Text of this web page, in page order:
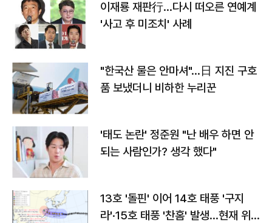
이재룡 재판行…다시 떠오른 연예계
'사고 후 미조치' 사례
"한국산 물은 안마셔"…日 지진 구호
품 보냈더니 비하한 누리꾼
'태도 논란' 정준원 "난 배우 하면 안
되는 사람인가? 생각 했다"
13호 '돌핀' 이어 14호 태풍 '구지
라'·15호 태풍 '찬홈' 발생…현재 위